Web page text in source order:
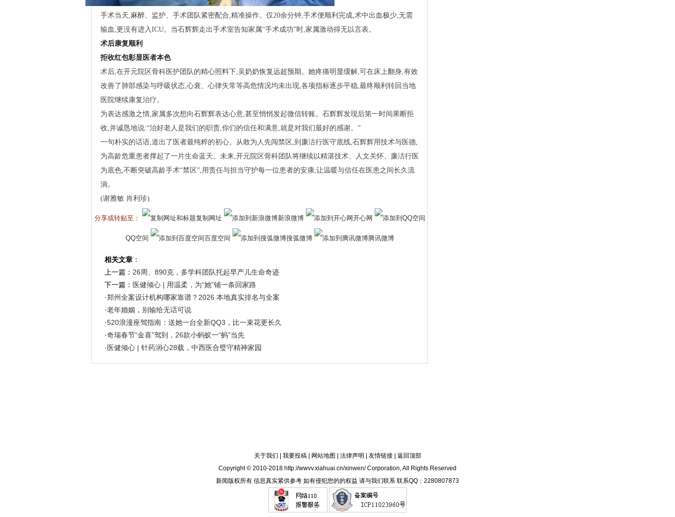
手术当天,麻醉、监护、手术团队紧密配合,精准操作。仅20余分钟,手术便顺利完成,术中出血极少,无需
输血,更没有进入ICU。当石辉辉走出手术室告知家属“手术成功”时,家属激动得无以言表。
术后康复顺利
拒收红包彰显医者本色
术后,在开元院区骨科医护团队的精心照料下,吴奶奶恢复远超预期。她疼痛明显缓解,可在床上翻身,有效
改善了肺部感染与呼吸状态,心衰、心律失常等高危情况均未出现,各项指标逐步平稳,最终顺利转回当地
医院继续康复治疗。
为表达感激之情,家属多次想向石辉辉表达心意,甚至悄悄发起微信转账。石辉辉发现后第一时间果断拒
收,并诚恳地说:“治好老人是我们的职责,你们的信任和满意,就是对我们最好的感谢。”
一句朴实的话语,道出了医者最纯粹的初心。从敢为人先闯禁区,到廉洁行医守底线,石辉辉用技术与医德,
为高龄危重患者撑起了一片生命蓝天。未来,开元院区骨科团队将继续以精湛技术、人文关怀、廉洁行医
为底色,不断突破高龄手术“禁区”,用责任与担当守护每一位患者的安康,让温暖与信任在医患之间长久流
淌。
(谢雅敏 肖利珍)
分享或转贴至： 复制网址 新浪微博 开心网
QQ空间 百度空间 搜弧微博 腾讯微博
相关文章 ：
上一篇： 26周、890克，多学科团队托起早产儿生命奇迹
下一篇： 医健倾心 | 用温柔，为“她”铺一条回家路
·郑州全案设计机构哪家靠谱？2026 本地真实排名与全案
·老年婚姻，别输给无话可说
·520浪漫座驾指南：送她一台全新QQ3，比一束花更长久
·奇瑞春节“金喜”驾到，26款小蚂蚁一“蚂”当先
· 医健倾心 | 针药润心28载，中西医合璧守精神家园
关于我们 我要投稿| 网站地图 法律声明 友情链接| 返回顶部
Copyright © 2010-2018 http://wwvv.xiahuai.cn/xinwen/ Corporation, All Rights Reserved
新闻版权所有 信息真实紧供参考 如有侵犯您的的权益 请与我们联系 联系QQ：2280807873